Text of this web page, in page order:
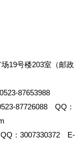
19号楼203室（邮政
87653988
87726088 QQ：
：3007330372 E-